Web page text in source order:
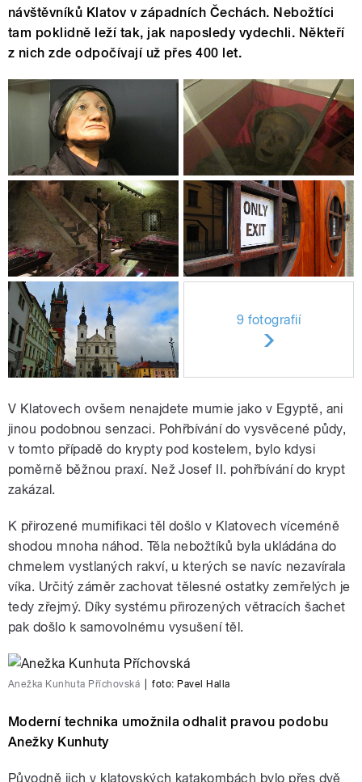
návštěvníků Klatov v západních Čechách. Nebožtíci
tam poklidně leží tak, jak naposledy vydechli. Někteří
z nich zde odpočívají už přes 400 let.
9 fotografií
V Klatovech ovšem nenajdete mumie jako v Egyptě, ani
jinou podobnou senzaci. Pohřbívání do vysvěcené půdy,
v tomto případě do krypty pod kostelem, bylo kdysi
poměrně běžnou praxí. Než Josef II. pohřbívání do krypt
zakázal.
K přirozené mumifikaci těl došlo v Klatovech víceméně
shodou mnoha náhod. Těla nebožtíků byla ukládána do
chmelem vystlaných rakví, u kterých se navíc nezavírala
víka. Určitý záměr zachovat tělesné ostatky zemřelých je
tedy zřejmý. Díky systému přirozených větracích šachet
pak došlo k samovolnému vysušení těl.
Anežka Kunhuta Příchovská foto: Pavel Halla
Moderní technika umožnila odhalit pravou podobu
Anežky Kunhuty
Původně jich v klatovských katakombách bylo přes dvě